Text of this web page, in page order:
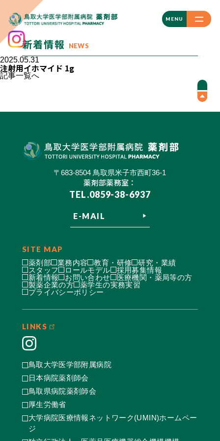
MENU
CLOSE
新着情報 NEWS
2025.05.31
注射用イホマイド 1g
記事一覧へ
〒683-8504 鳥取県米子市西町36-1
薬剤部薬務室：
TEL.0859-38-6937
E-MAIL
SITE MAP
薬剤部 業務内容 教育・研修
研究・業績
スタッフ
ロールモデル
採用募集情報
新着情報
お問い合わせ
医療機関・薬局等の方
製薬企業の方
薬学生の実務実習
プライバシーポリシー
LINKS
鳥取大学医学部附属病院
日本病院薬剤師会
鳥取県病院薬剤師会
厚生労働省
大学病院医療情報ネットワーク(UMIN)ホームペー
ジ